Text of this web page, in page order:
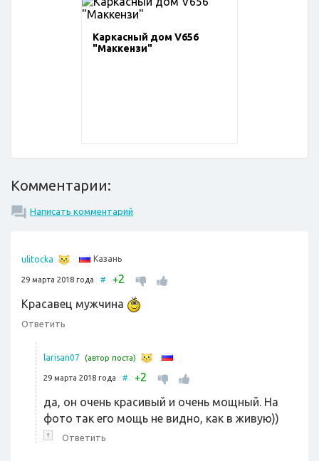
Каркасный дом V656
"Маккензи"
Комментарии:
Написать комментарий
ulitocka Казань
29 марта 2018 года # +2
Красавец мужчина
Ответить
larisan07 (автор поста)
29 марта 2018 года # +2
да, он очень красивый и очень мощный. На
фото так его мощь не видно, как в живую))
↑ Ответить